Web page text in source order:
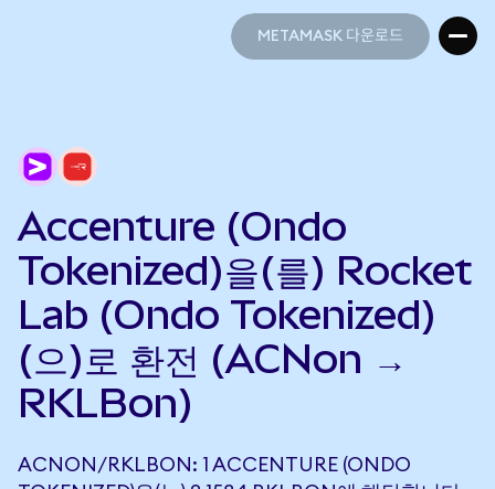
METAMASK 다운로드
Accenture (Ondo
Tokenized)을(를) Rocket
Lab (Ondo Tokenized)
(으)로 환전 (ACNon →
RKLBon)
ACNON/RKLBON: 1 ACCENTURE (ONDO